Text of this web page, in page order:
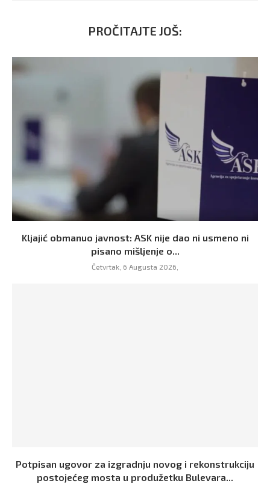
PROČITAJTE JOŠ:
Kljajić obmanuo javnost: ASK nije dao ni usmeno ni
pisano mišljenje o...
Četvrtak, 6 Augusta 2026,
Potpisan ugovor za izgradnju novog i rekonstrukciju
postojećeg mosta u produžetku Bulevara...